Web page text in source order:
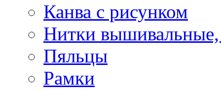
Канва с рисунком
Нитки
Пяльцы
Рамки